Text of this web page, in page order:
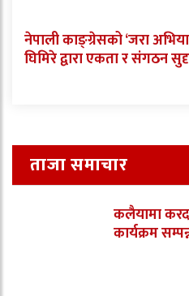
नेपाली काङ्ग्रेसको ‘जरा
घिमिरे द्वारा एकता र संगठन
ताजा समाचार
कलैयामा
कार्यक्रम